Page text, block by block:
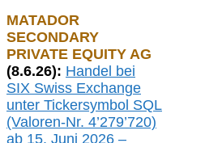
MATADOR
SECONDARY
PRIVATE EQUITY AG
(8.6.26): Handel bei
SIX Swiss Exchange
unter Tickersymbol SQL
(Valoren-Nr. 4’279’720)
ab 15. Juni 2026 –